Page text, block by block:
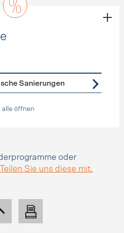
Sanierungen
alle öffnen
oder
Teilen Sie uns diese mit.